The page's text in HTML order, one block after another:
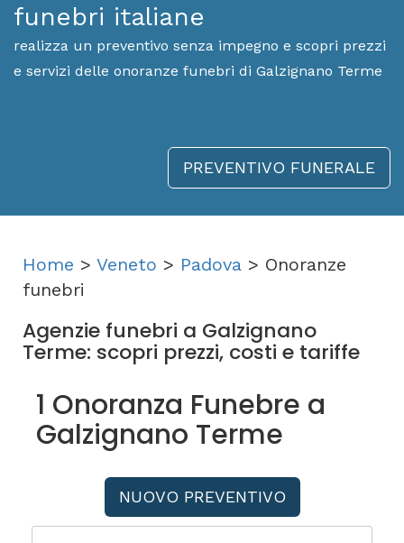
funebri italiane
realizza un preventivo senza impegno e scopri prezzi
e servizi delle onoranze funebri di Galzignano Terme
PREVENTIVO FUNERALE
Home > Veneto > Padova > Onoranze
funebri
Agenzie funebri a Galzignano
Terme: scopri prezzi, costi e tariffe
1 Onoranza Funebre a
Galzignano Terme
NUOVO PREVENTIVO